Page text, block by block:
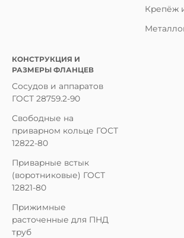
Крепёж
КОНСТРУКЦИЯ И
РАЗМЕРЫ ФЛАНЦЕВ
Сосудов и аппаратов
ГОСТ 28759.2-90
Свободные на
приварном кольце ГОСТ
12822-80
Приварные встык
(воротниковые) ГОСТ
12821-80
Прижимные
расточенные для ПНД
труб